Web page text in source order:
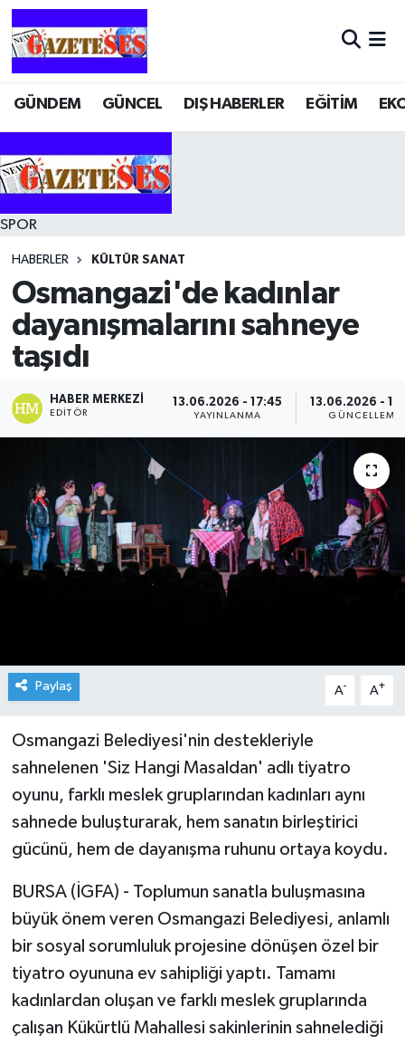
GÜNDEM GÜNCEL DIŞ HABERLER EĞİTİM
SPOR
HABERLER KÜLTÜR SANAT
Osmangazi'de kadınlar
dayanışmalarını sahneye
taşıdı
HABER MERKEZI
EDITÖR
13.06.2026 - 17:45
YAYINLANMA
13.06.2026 -
GÜNCELLEME
Paylaş A- A+
Osmangazi Belediyesi'nin destekleriyle
sahnelenen 'Siz Hangi Masaldan' adlı tiyatro
oyunu, farklı meslek gruplarından kadınları aynı
sahnede buluşturarak, hem sanatın birleştirici
gücünü, hem de dayanışma ruhunu ortaya koydu.
BURSA (İGFA) - Toplumun sanatla buluşmasına
büyük önem veren Osmangazi Belediyesi, anlamlı
bir sosyal sorumluluk projesine dönüşen özel bir
tiyatro oyununa ev sahipliği yaptı. Tamamı
kadınlardan oluşan ve farklı meslek gruplarında
çalışan Kükürtlü Mahallesi sakinlerinin sahnelediği